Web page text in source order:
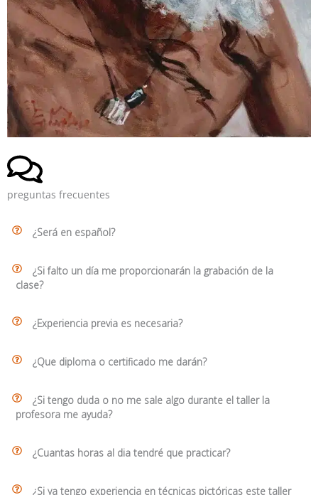
preguntas frecuentes
¿Será en español?
¿Si falto un día me proporcionarán la grabación de la
clase?
¿Experiencia previa es necesaria?
¿Que diploma o certificado me darán?
¿Si tengo duda o no me sale algo durante el taller la
profesora me ayuda?
¿Cuantas horas al dia tendré que practicar?
¿Si ya tengo experiencia en técnicas pictóricas este taller